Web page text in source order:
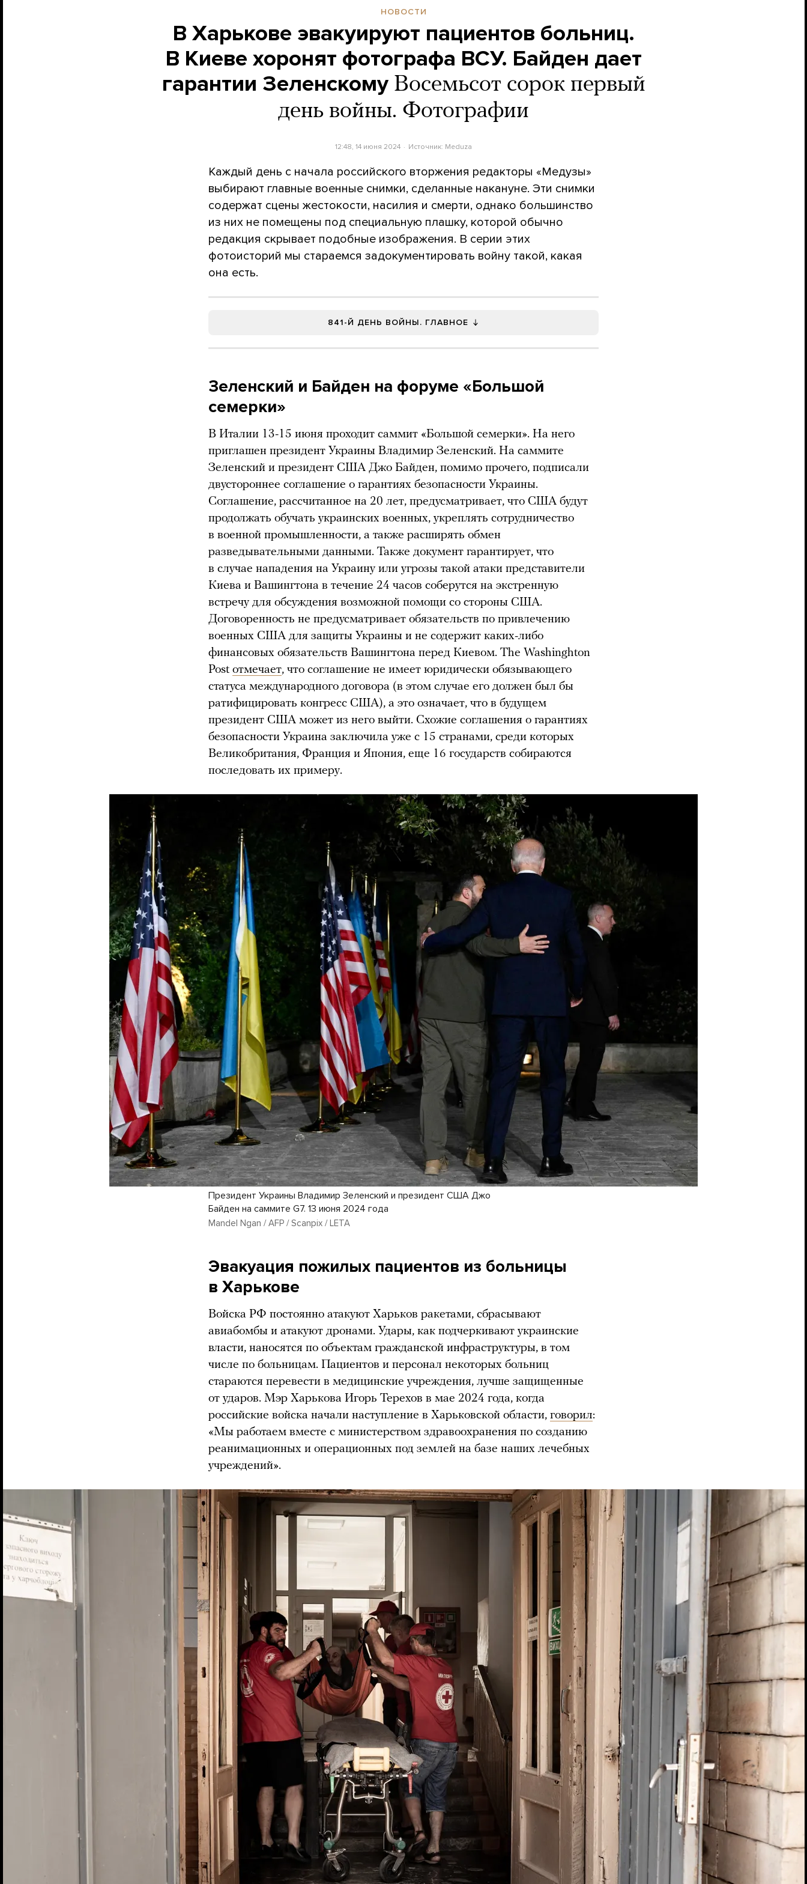
НОВОСТИ
В Харькове эвакуируют пациентов больниц.
В Киеве хоронят фотографа ВСУ. Байден дает
гарантии Зеленскому Восемьсот сорок первый
день войны. Фотографии
12:48, 14 июня 2024 Источник: Meduza
Каждый день с начала российского вторжения редакторы «Медузы»
выбирают главные военные снимки, сделанные накануне. Эти снимки
содержат сцены жестокости, насилия и смерти, однако большинство
из них не помещены под специальную плашку, которой обычно
редакция скрывает подобные изображения. В серии этих
фотоисторий мы стараемся задокументировать войну такой, какая
она есть.
841-Й ДЕНЬ ВОЙНЫ. ГЛАВНОЕ
Зеленский и Байден на форуме «Большой
семерки»
В Италии 13-15 июня проходит саммит «Большой семерки». На него
приглашен президент Украины Владимир Зеленский. На саммите
Зеленский и президент США Джо Байден, помимо прочего, подписали
двустороннее соглашение о гарантиях безопасности Украины.
Соглашение, рассчитанное на 20 лет, предусматривает, что США будут
продолжать обучать украинских военных, укреплять сотрудничество
в военной промышленности, а также расширять обмен
разведывательными данными. Также документ гарантирует, что
в случае нападения на Украину или угрозы такой атаки представители
Киева и Вашингтона в течение 24 часов соберутся на экстренную
встречу для обсуждения возможной помощи со стороны США.
Договоренность не предусматривает обязательств по привлечению
военных США для защиты Украины и не содержит каких-либо
финансовых обязательств Вашингтона перед Киевом. The Washinghton
Post отмечает, что соглашение не имеет юридически обязывающего
статуса международного договора (в этом случае его должен был бы
ратифицировать конгресс США), а это означает, что в будущем
президент США может из него выйти. Схожие соглашения о гарантиях
безопасности Украина заключила уже с 15 странами, среди которых
Великобритания, Франция и Япония, еще 16 государств собираются
последовать их примеру.
Президент Украины Владимир Зеленский и президент США Джо
Байден на саммите G7. 13 июня 2024 года
Mandel Ngan / AFP / Scanpix / LETA
Эвакуация пожилых пациентов из больницы
в Харькове
Войска РФ постоянно атакуют Харьков ракетами, сбрасывают
авиабомбы и атакуют дронами. Удары, как подчеркивают украинские
власти, наносятся по объектам гражданской инфраструктуры, в том
числе по больницам. Пациентов и персонал некоторых больниц
стараются перевести в медицинские учреждения, лучше защищенные
от ударов. Мэр Харькова Игорь Терехов в мае 2024 года, когда
российские войска начали наступление в Харьковской области, говорил:
«Мы работаем вместе с министерством здравоохранения по созданию
реанимационных и операционных под землей на базе наших лечебных
учреждений».